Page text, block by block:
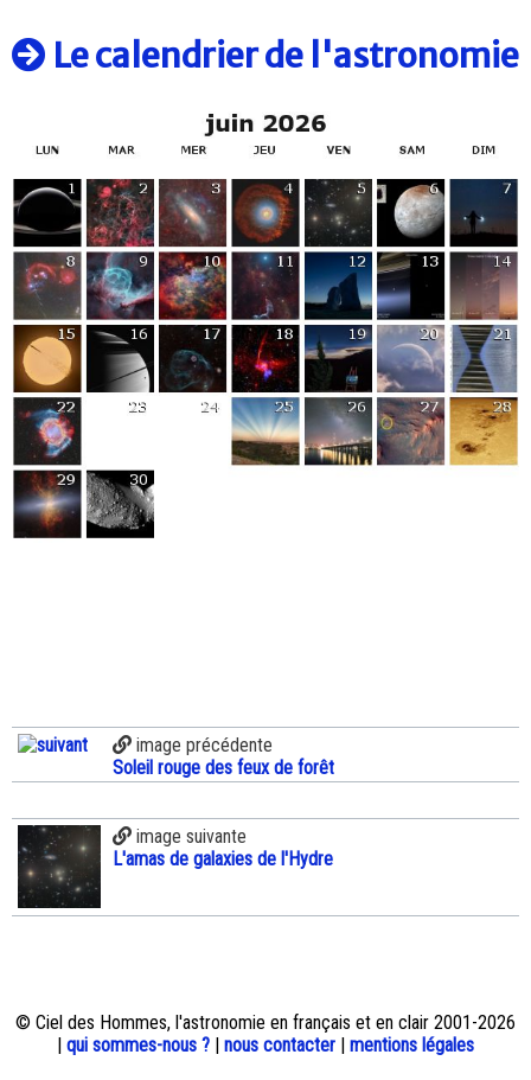
Le calendrier de l'astronomie
image précédente
Soleil rouge des feux de forêt
image suivante
L'amas de galaxies de l'Hydre
© Ciel des Hommes, l'astronomie en français et en clair 2001-2026
| qui sommes-nous ? | nous contacter | mentions légales